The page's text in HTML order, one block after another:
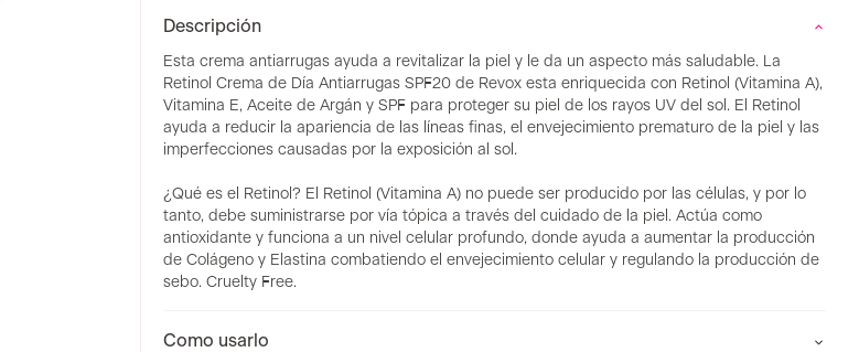
Descripción
Esta crema antiarrugas ayuda a revitalizar la piel y le da un aspecto más saludable. La
Retinol Crema de Día Antiarrugas SPF20 de Revox esta enriquecida con Retinol (Vitamina A),
Vitamina E, Aceite de Argán y SPF para proteger su piel de los rayos UV del sol. El Retinol
ayuda a reducir la apariencia de las líneas finas, el envejecimiento prematuro de la piel y las
imperfecciones causadas por la exposición al sol.
¿Qué es el Retinol? El Retinol (Vitamina A) no puede ser producido por las células, y por lo
tanto, debe suministrarse por vía tópica a través del cuidado de la piel. Actúa como
antioxidante y funciona a un nivel celular profundo, donde ayuda a aumentar la producción
de Colágeno y Elastina combatiendo el envejecimiento celular y regulando la producción de
sebo. Cruelty Free.
Como usarlo